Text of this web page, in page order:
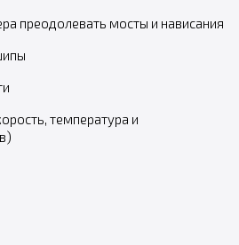
преодолевать мосты и нависания
температура и